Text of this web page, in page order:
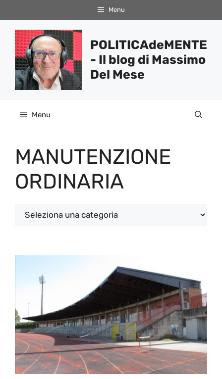
al
contenuto
Menu
POLITICAdeMENTE
- Il blog di Massimo
Del Mese
Menu
MANUTENZIONE
ORDINARIA
Categorie